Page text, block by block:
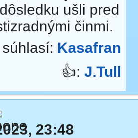
ušli pred
činmi.
súhlasí: Kasafran
👍: J.Tull
23:48